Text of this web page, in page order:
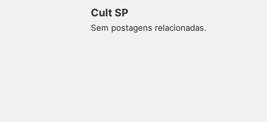
Cult SP
Sem postagens relacionadas.